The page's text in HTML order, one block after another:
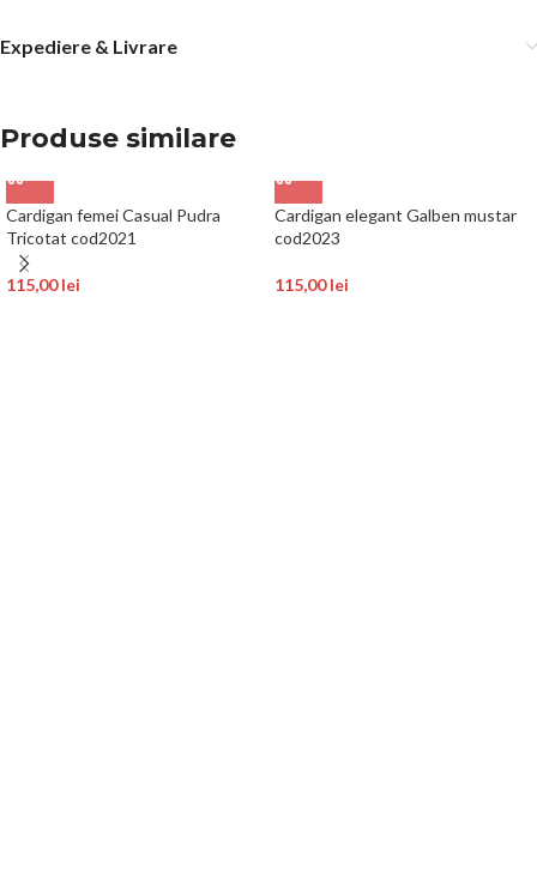
Expediere & Livrare
Produse similare
Cardigan femei Casual Pudra
Tricotat cod2021
115,00lei
Cardigan elegant Galben mustar
cod2023
115,00lei